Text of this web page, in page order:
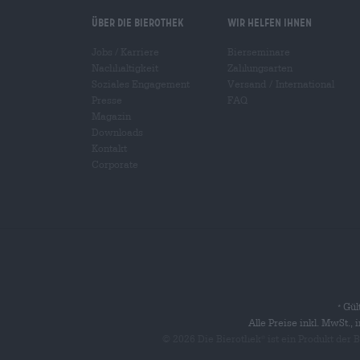
Über die Bierothek Wir helfen Ihnen
*
Alle Preise inkl. MwSt.,